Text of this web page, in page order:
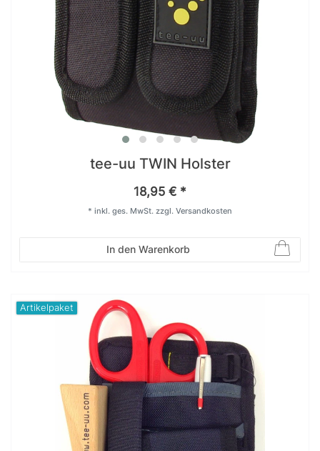
tee-uu TWIN Holster
18,95 € *
In den Warenkorb
* inkl. ges. MwSt. zzgl. Versandkosten
Artikelpaket